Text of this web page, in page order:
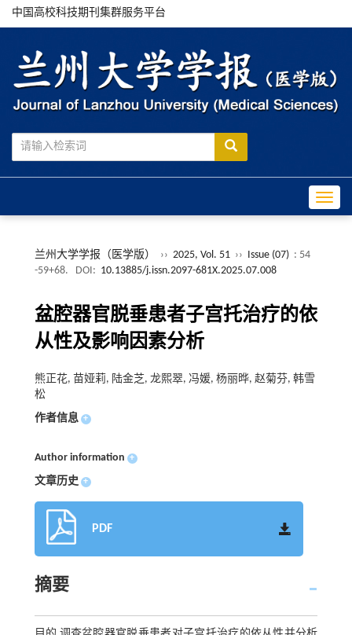
中国高校科技期刊集群服务平台
兰州大学学报（医学版） ›› 2025, Vol. 51 ›› Issue (07) : 54
-59+68.
DOI: 10.13885/j.issn.2097-681X.2025.07.008
盆腔器官脱垂患者子宫托治疗的依
从性及影响因素分析
熊正花, 苗娅莉, 陆金芝, 龙熙翠, 冯媛, 杨丽晔, 赵菊芬, 韩雪
松
作者信息 +
Author information +
文章历史 +
PDF
摘要